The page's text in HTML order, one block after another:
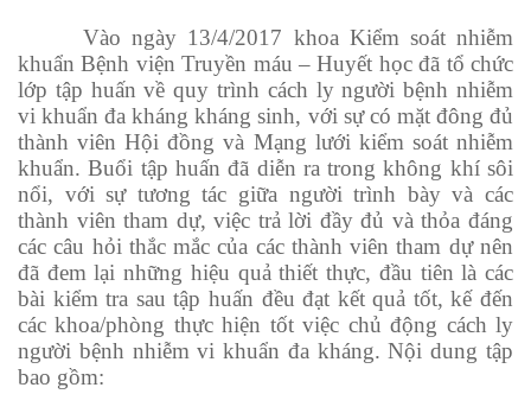
Vào ngày 13/4/2017 khoa Kiểm soát nhiễm
khuẩn Bệnh viện Truyền máu – Huyết học đã tổ chức
lớp tập huấn về quy trình cách ly người bệnh nhiễm
vi khuẩn đa kháng kháng sinh, với sự có mặt đông đủ
thành viên Hội đồng và Mạng lưới kiểm soát nhiễm
khuẩn. Buổi tập huấn đã diễn ra trong không khí sôi
nổi, với sự tương tác giữa người trình bày và các
thành viên tham dự, việc trả lời đầy đủ và thỏa đáng
các câu hỏi thắc mắc của các thành viên tham dự nên
đã đem lại những hiệu quả thiết thực, đầu tiên là các
bài kiểm tra sau tập huấn đều đạt kết quả tốt, kế đến
các khoa/phòng thực hiện tốt việc chủ động cách ly
người bệnh nhiễm vi khuẩn đa kháng. Nội dung tập
bao gồm: